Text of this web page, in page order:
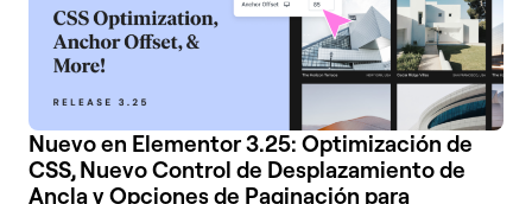
Nuevo en Elementor 3.25: Optimización de
CSS, Nuevo Control de Desplazamiento de
Ancla y Opciones de Paginación para